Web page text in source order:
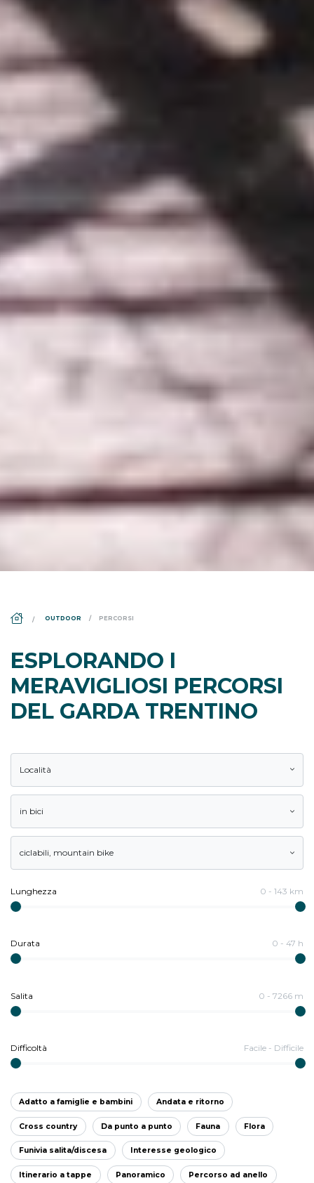
OUTDOOR PERCORSI
ESPLORANDO I
MERAVIGLIOSI PERCORSI
DEL GARDA TRENTINO
Località
in bici
ciclabili, mountain bike
Lunghezza 0 - 143 km
Durata 0 - 47 h
Salita 0 - 7266 m
Difficoltà Facile - Difficile
Adatto a famiglie e bambini Andata e ritorno
Cross country Da punto a punto Fauna Flora
Funivia salita/discesa Interesse geologico
Itinerario a tappe Panoramico Percorso ad anello